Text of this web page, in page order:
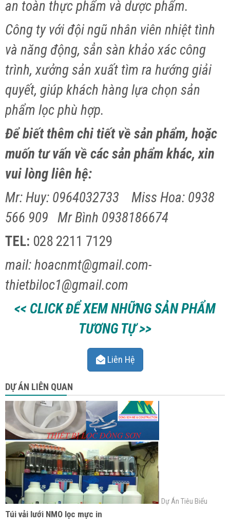
an toàn thực phẩm và dược phẩm.
Công ty với đội ngũ nhân viên nhiệt tình
và năng động, sẳn sàn khảo xác công
trình, xưởng sản xuất tìm ra hướng giải
quyết, giúp khách hàng lựa chọn sản
phẩm lọc phù hợp.
Để biết thêm chi tiết về sản phẩm, hoặc
muốn tư vấn về các sản phẩm khác, xin
vui lòng liên hệ:
Mr: Huy: 0964032733 Miss Hoa: 0938
566 909 Mr Bình 0938186674
TEL: 028 2211 7129
mail: hoacnmt@gmail.com-
thietbiloc1@gmail.com
<< CLICK ĐỂ XEM NHỮNG SẢN PHẨM
TƯƠNG TỰ >>
Liên Hệ
DỰ ÁN LIÊN QUAN
Dự Án Tiêu Biểu
Túi vải lưới NMO lọc mực in